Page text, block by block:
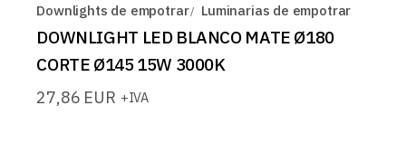
Downlights de empotrar Luminarias de empotrar
DOWNLIGHT LED BLANCO MATE Ø180
CORTE Ø145 15W 3000K
27,86 EUR +IVA